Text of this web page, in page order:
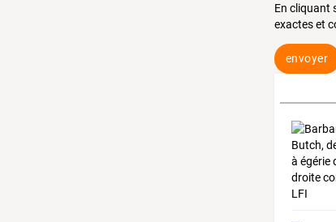
En cliquant
exactes et
envoyer